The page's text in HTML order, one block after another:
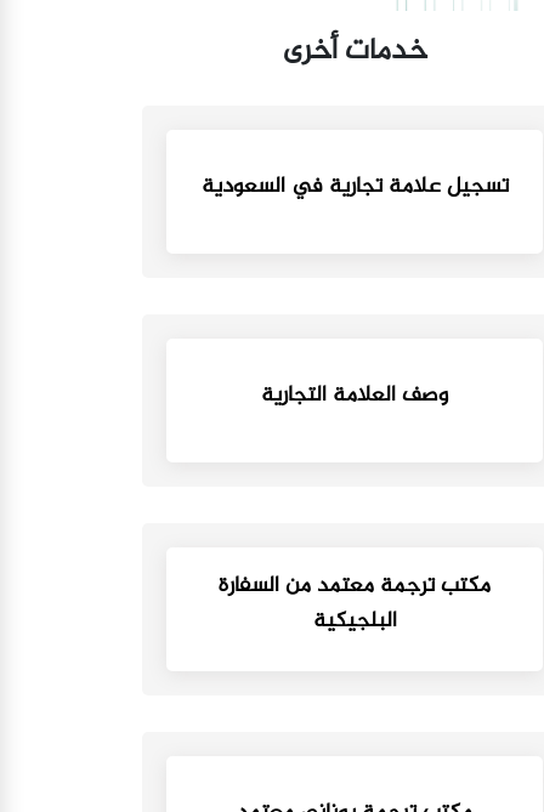
خدمات أخرى
تسجيل علامة تجارية في السعودية
وصف العلامة التجارية
مكتب ترجمة معتمد من السفارة
البلجيكية